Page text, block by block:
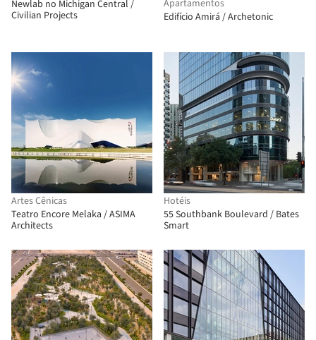
Newlab no Michigan Central /
Civilian Projects
Apartamentos
Edifício Amirá / Archetonic
Artes Cênicas
Teatro Encore Melaka / ASIMA
Architects
Hotéis
55 Southbank Boulevard / Bates
Smart